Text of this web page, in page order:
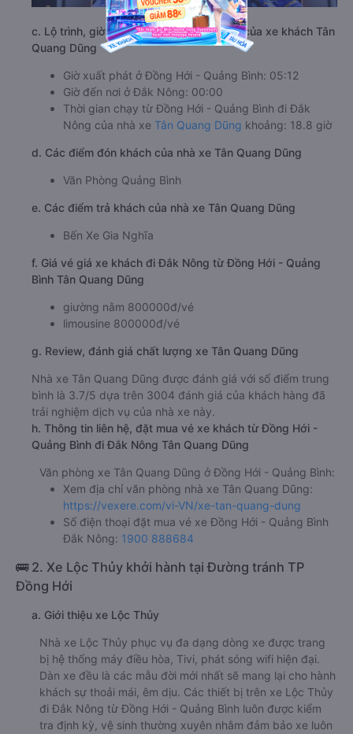
c. Lộ trình, giờ khởi hành và giờ kết thúc của xe khách Tân
Quang Dũng
Giờ xuất phát ở Đồng Hới - Quảng Bình: 05:12
Giờ đến nơi ở Đắk Nông: 00:00
Thời gian chạy từ Đồng Hới - Quảng Bình đi Đắk
Nông của nhà xe Tân Quang Dũng khoảng: 18.8 giờ
d. Các điểm đón khách của nhà xe Tân Quang Dũng
Văn Phòng Quảng Bình
e. Các điểm trả khách của nhà xe Tân Quang Dũng
Bến Xe Gia Nghĩa
f. Giá vé giá xe khách đi Đắk Nông từ Đồng Hới - Quảng
Bình Tân Quang Dũng
giường nằm 800000đ/vé
limousine 800000đ/vé
g. Review, đánh giá chất lượng xe Tân Quang Dũng
Nhà xe Tân Quang Dũng được đánh giá với số điểm trung
bình là 3.7/5 dựa trên 3004 đánh giá của khách hàng đã
trải nghiệm dịch vụ của nhà xe này.
h. Thông tin liên hệ, đặt mua vé xe khách từ Đồng Hới -
Quảng Bình đi Đắk Nông Tân Quang Dũng
Văn phòng xe Tân Quang Dũng ở Đồng Hới - Quảng Bình:
Xem địa chỉ văn phòng nhà xe Tân Quang Dũng:
https://vexere.com/vi-VN/xe-tan-quang-dung
Số điện thoại đặt mua vé xe Đồng Hới - Quảng Bình
Đắk Nông: 1900 888684
🚌 2. Xe Lộc Thủy khởi hành tại Đường tránh TP
Đồng Hới
a. Giới thiệu xe Lộc Thủy
Nhà xe Lộc Thủy phục vụ đa dạng dòng xe được trang
bị hệ thống máy điều hòa, Tivi, phát sóng wifi hiện đại.
Dàn xe đều là các mẫu đời mới nhất sẽ mang lại cho hành
khách sự thoải mái, êm dịu. Các thiết bị trên xe Lộc Thủy
đi Đắk Nông từ Đồng Hới - Quảng Bình luôn được kiểm
tra định kỳ, vệ sinh thường xuyên nhằm đảm bảo xe luôn